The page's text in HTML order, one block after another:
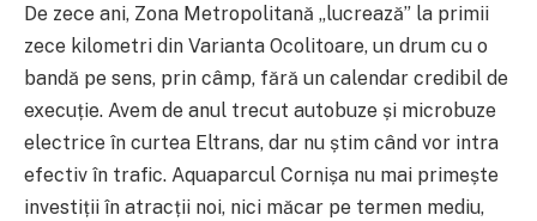
De zece ani, Zona Metropolitană „lucrează” la primii
zece kilometri din Varianta Ocolitoare, un drum cu o
bandă pe sens, prin câmp, fără un calendar credibil de
execuție. Avem de anul trecut autobuze și microbuze
electrice în curtea Eltrans, dar nu știm când vor intra
efectiv în trafic. Aquaparcul Cornișa nu mai primește
investiții în atracții noi, nici măcar pe termen mediu,